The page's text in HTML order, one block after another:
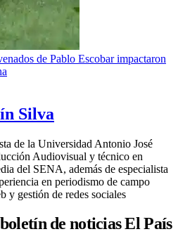
de Pablo Escobar impactaron
Silva
de la Universidad Antonio José
Audiovisual y técnico en
del SENA, además de especialista
en periodismo de campo
y gestión de redes sociales
de noticias El País